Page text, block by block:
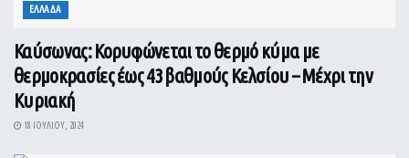
ΕΛΛΑΔΑ
Καύσωνας: Κορυφώνεται το θερμό κύμα με
θερμοκρασίες έως 43 βαθμούς Κελσίου – Μέχρι την
Κυριακή
18 ΙΟΥΛΊΟΥ, 2024